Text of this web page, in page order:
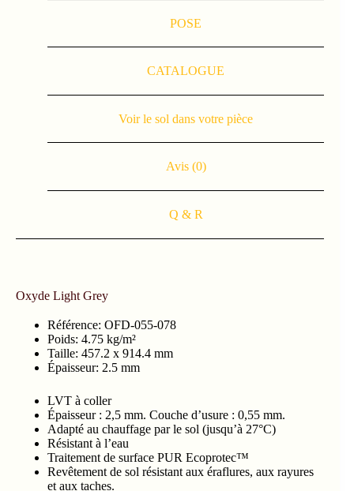
POSE
CATALOGUE
Voir le sol dans votre pièce
Avis (0)
Q & R
Oxyde Light Grey
Référence: OFD-055-078
Poids: 4.75 kg/m²
Taille: 457.2 x 914.4 mm
Épaisseur: 2.5 mm
LVT à coller
Épaisseur : 2,5 mm. Couche d’usure : 0,55 mm.
Adapté au chauffage par le sol (jusqu’à 27°C)
Résistant à l’eau
Traitement de surface PUR Ecoprotec™
Revêtement de sol résistant aux éraflures, aux rayures
et aux taches.